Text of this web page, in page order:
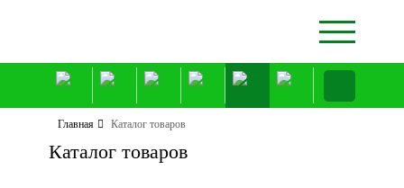
Главная Каталог товаров
Каталог товаров